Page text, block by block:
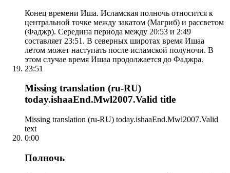
Конец времени Иша. Исламская полночь относится к
центральной точке между закатом (Магриб) и рассветом
(Фаджр). Середина периода между 20:53 и 2:49
составляет 23:51. В северных широтах время Ишаа
летом может наступать после исламской полуночи. В
этом случае время Ишаа продолжается до Фаджра.
23:51
Missing translation (ru-RU)
today.ishaaEnd.Mwl2007.Valid title
Missing translation (ru-RU) today.ishaaEnd.Mwl2007.Valid
text
0:00
Полночь